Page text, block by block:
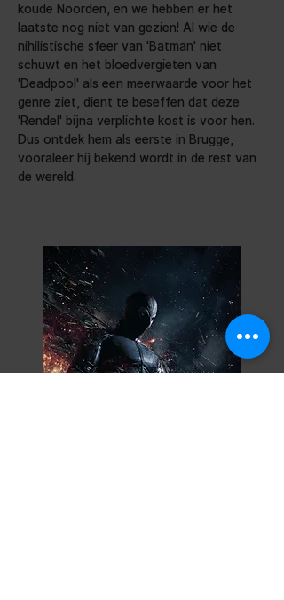
koude Noorden, en we hebben er het
laatste nog niet van gezien! Al wie de
nihilistische sfeer van 'Batman' niet
schuwt en het bloedvergieten van
'Deadpool' als een meerwaarde voor het
genre ziet, dient te beseffen dat deze
'Rendel' bijna verplichte kost is voor hen.
Dus ontdek hem als eerste in Brugge,
vooraleer hij bekend wordt in de rest van
de wereld.